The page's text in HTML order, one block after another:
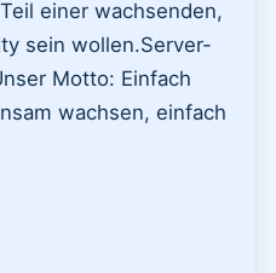
einer wachsenden,
sein wollen. ​Server-
Motto: Einfach
wachsen, einfach